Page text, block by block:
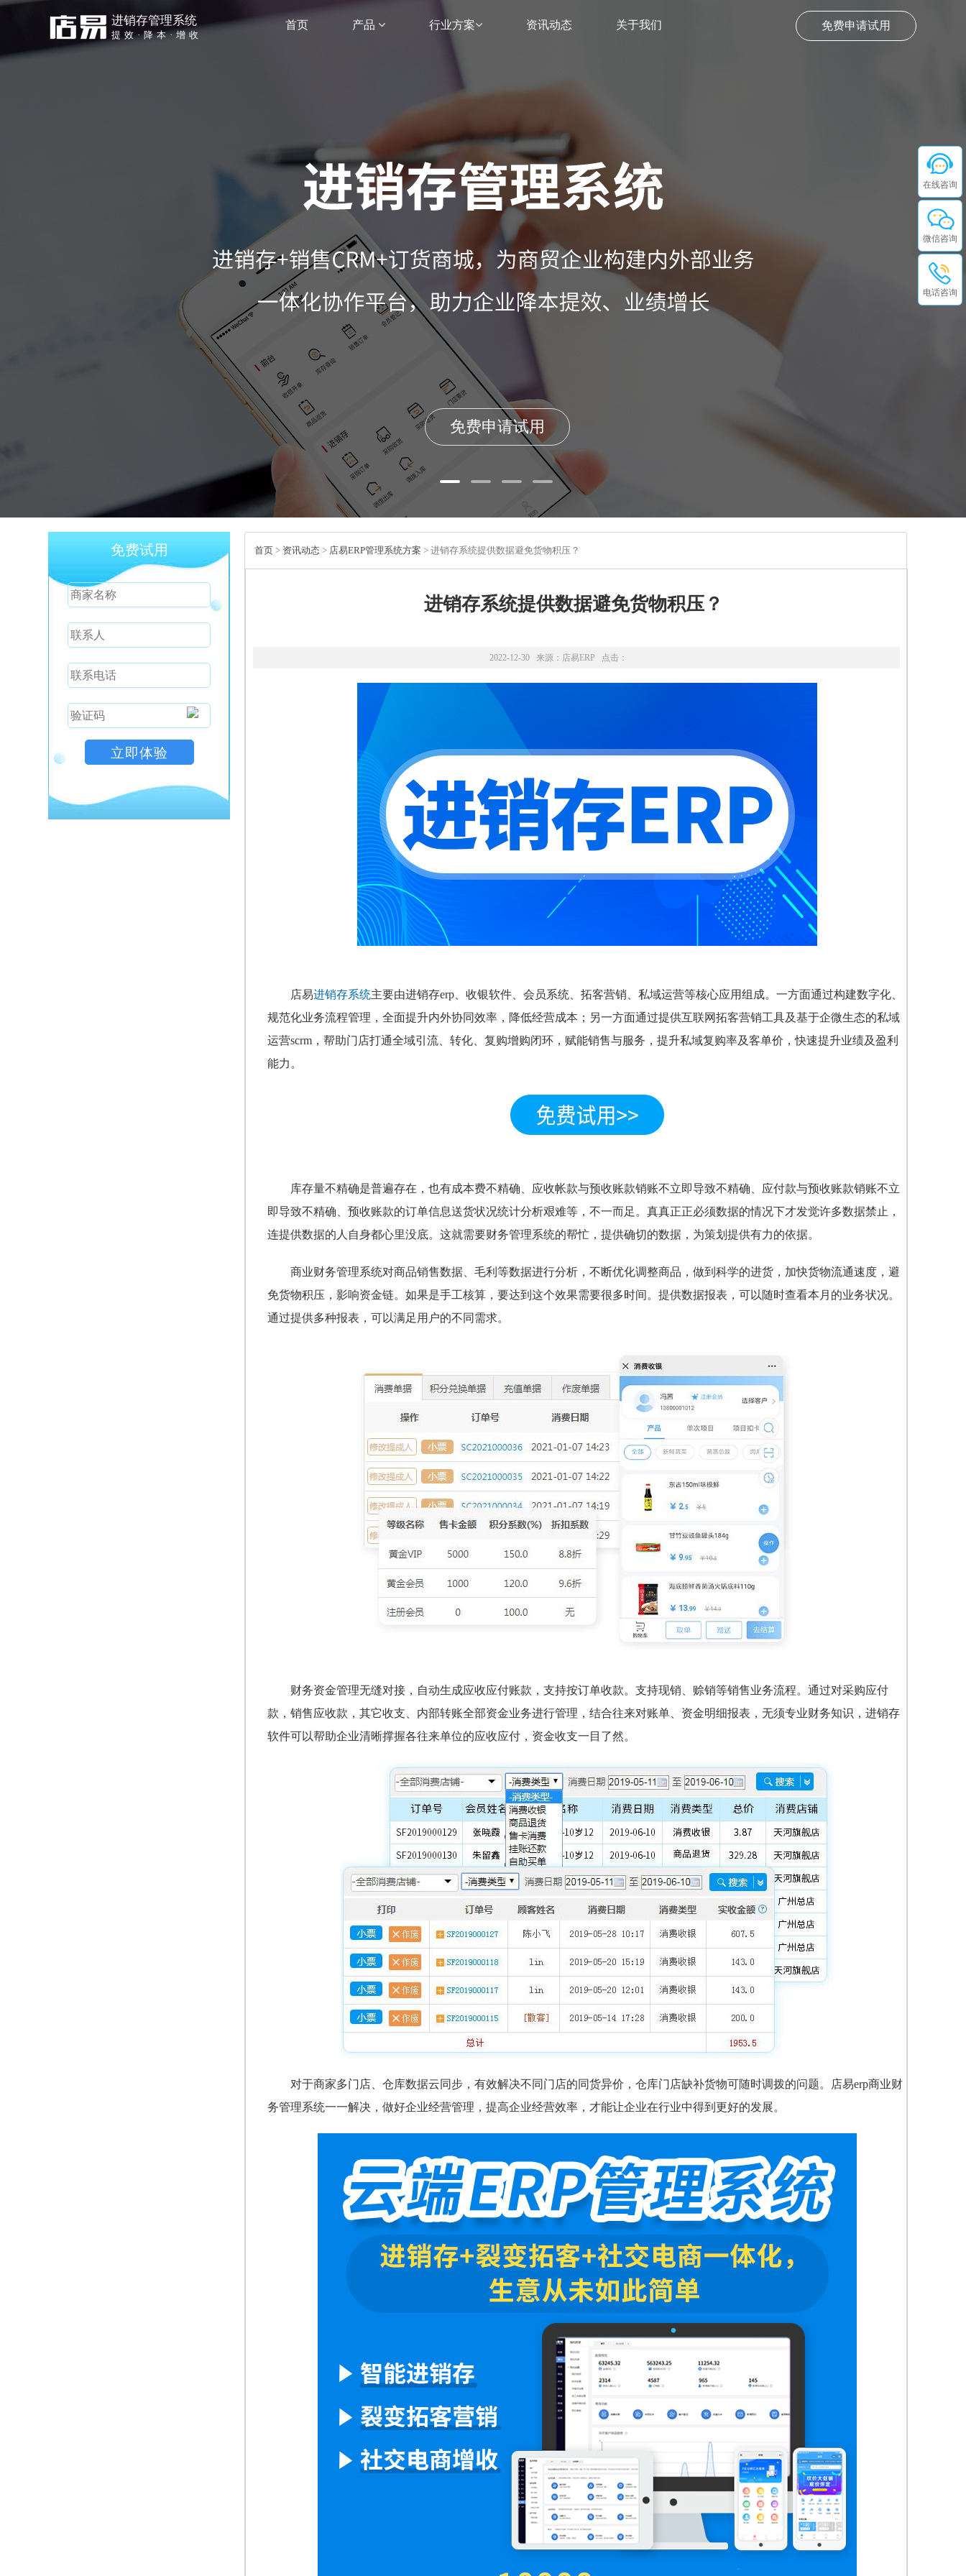
免费申请试用
进销存管理系统
提效·降本·增收
首页 产品 行业方案 资讯动态 关于我们
免费申请试用
免费试用 首页 > 资讯动态 > 店易ERP管理系统方案 > 进销存系统提供数据避免货物积压？
进销存系统提供数据避免货物积压？
2022-12-30 来源： 店易ERP 点击：
店易进销存系统主要由进销存erp、收银软件、会员系统、拓客营销、私域运营等核心应用组成。一方面通过构建数字化、
规范化业务流程管理，全面提升内外协同效率，降低经营成本；另一方面通过提供互联网拓客营销工具及基于企微生态的私域
运营scrm，帮助门店打通全域引流、转化、复购增购闭环，赋能销售与服务，提升私域复购率及客单价，快速提升业绩及盈利
能力。
库存量不精确是普遍存在，也有成本费不精确、应收帐款与预收账款销账不立即导致不精确、应付款与预收账款销账不立
即导致不精确、预收账款的订单信息送货状况统计分析艰难等，不一而足。真真正正必须数据的情况下才发觉许多数据禁止，
连提供数据的人自身都心里没底。这就需要财务管理系统的帮忙，提供确切的数据，为策划提供有力的依据。
商业财务管理系统对商品销售数据、毛利等数据进行分析，不断优化调整商品，做到科学的进货，加快货物流通速度，避
免货物积压，影响资金链。如果是手工核算，要达到这个效果需要很多时间。提供数据报表，可以随时查看本月的业务状况。
通过提供多种报表，可以满足用户的不同需求。
财务资金管理无缝对接，自动生成应收应付账款，支持按订单收款。支持现销、赊销等销售业务流程。通过对采购应付
款，销售应收款，其它收支、内部转账全部资金业务进行管理，结合往来对账单、资金明细报表，无须专业财务知识，进销存
软件可以帮助企业清晰撑握各往来单位的应收应付，资金收支一目了然。
对于商家多门店、仓库数据云同步，有效解决不同门店的同货异价，仓库门店缺补货物可随时调拨的问题。店易erp商业财
务管理系统一一解决，做好企业经营管理，提高企业经营效率，才能让企业在行业中得到更好的发展。
在线咨询
微信咨询
电话咨询